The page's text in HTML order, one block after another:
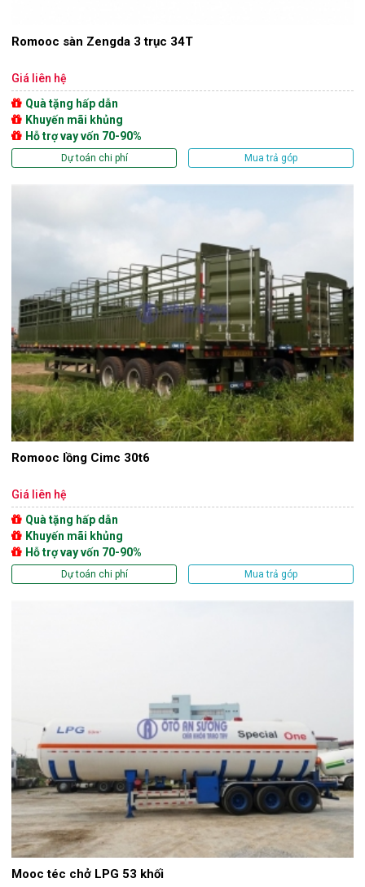
Romooc sàn Zengda 3 trục 34T
Giá liên hệ
Quà tặng hấp dẫn
Khuyến mãi khủng
Hỗ trợ vay vốn 70-90%
Dự toán chi phí Mua trả góp
Romooc lồng Cimc 30t6
Giá liên hệ
Quà tặng hấp dẫn
Khuyến mãi khủng
Hỗ trợ vay vốn 70-90%
Dự toán chi phí Mua trả góp
Mooc téc chở LPG 53 khối